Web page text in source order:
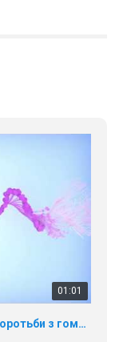
01:01
17 травня IDAHO. Міжнародний день боротьби з гомофобією трансфобією і біфобія.